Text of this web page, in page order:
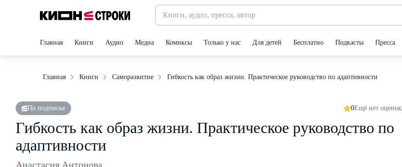
Главная Книги Аудио Медиа Комиксы Только у нас Для детей Бесплатно Подкасты Пресса
Главная Книги Саморазвитие Гибкость как образ жизни. Практическое руководство по адаптивности
По подписке 0Ещё нет оценок
Гибкость как образ жизни. Практическое руководство по
адаптивности
Анастасия Антонова